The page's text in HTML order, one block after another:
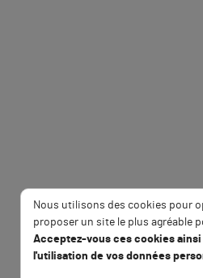
Nous utilisons des cookies pour
proposer un site le plus agréable
Acceptez-vous ces cookies
l'utilisation de vos données